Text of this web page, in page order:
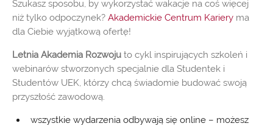
Szukasz sposobu, by wykorzystać wakacje na coś więcej
niż tylko odpoczynek? Akademickie Centrum Kariery ma
dla Ciebie wyjątkową ofertę!
Letnia Akademia Rozwoju to cykl inspirujących szkoleń i
webinarów stworzonych specjalnie dla Studentek i
Studentów UEK, którzy chcą świadomie budować swoją
przyszłość zawodową.
wszystkie wydarzenia odbywają się online – możesz